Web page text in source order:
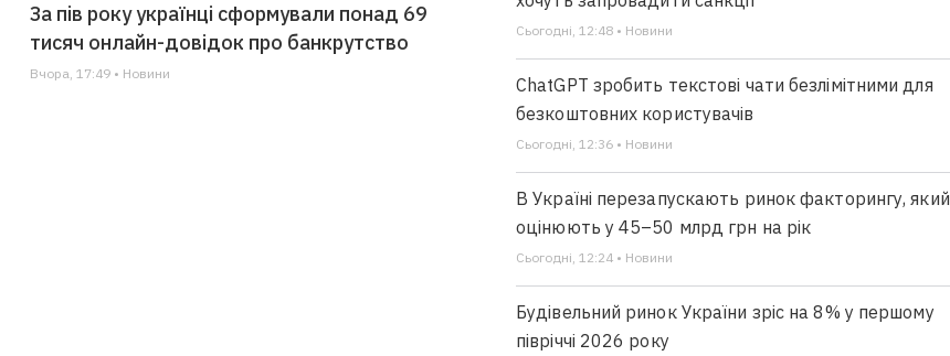
За пів року українці сформували понад 69
тисяч онлайн-довідок про банкрутство
Вчора, 17:49 • Новини
Сьогодні, 12:48 • Новини
ChatGPT зробить текстові чати безлімітними для
безкоштовних користувачів
Сьогодні, 12:36 • Новини
В Україні перезапускають ринок факторингу, який
оцінюють у 45–50 млрд грн на рік
Сьогодні, 12:24 • Новини
Будівельний ринок України зріс на 8% у першому
півріччі 2026 року